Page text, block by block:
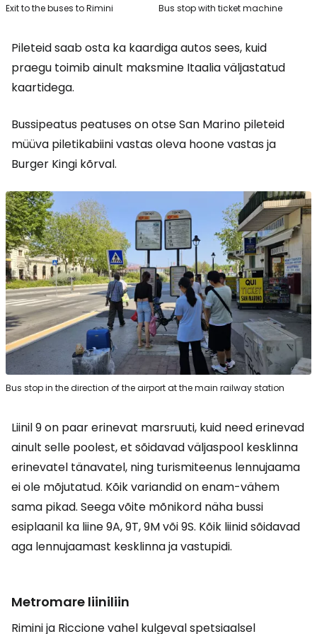
Exit to the buses to Rimini Bus stop with ticket machine
Pileteid saab osta ka kaardiga autos sees, kuid
praegu toimib ainult maksmine Itaalia väljastatud
kaartidega.
Bussipeatus peatuses on otse San Marino pileteid
müüva piletikabiini vastas oleva hoone vastas ja
Burger Kingi kõrval.
Bus stop in the direction of the airport at the main railway station
Liinil 9 on paar erinevat marsruuti, kuid need erinevad
ainult selle poolest, et sõidavad väljaspool kesklinna
erinevatel tänavatel, ning turismiteenus lennujaama
ei ole mõjutatud. Kõik variandid on enam-vähem
sama pikad. Seega võite mõnikord näha bussi
esiplaanil ka liine 9A, 9T, 9M või 9S. Kõik liinid sõidavad
aga lennujaamast kesklinna ja vastupidi.
Metromare liiniliin
Rimini ja Riccione vahel kulgeval spetsiaalsel